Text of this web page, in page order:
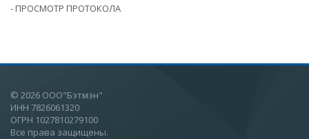
- ПРОСМОТР ПРОТОКОЛА
© 2026 ООО"Бэтмэн"
ИНН 7826061320
ОГРН 1027810279100
Все права защищены.